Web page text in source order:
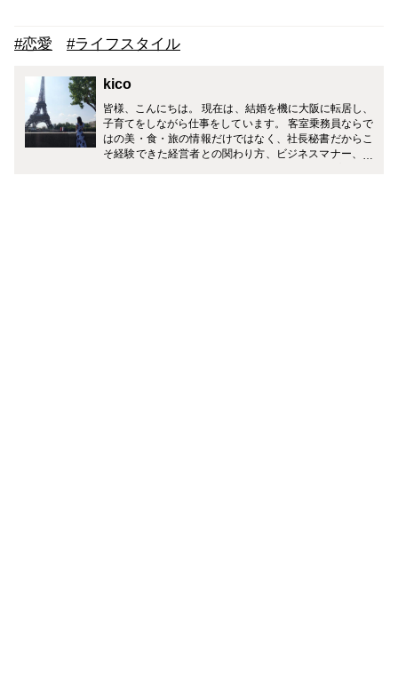
#恋愛 #ライフスタイル
kico
皆様、こんにちは。 現在は、結婚を機に大阪に転居し、
子育てをしながら仕事をしています。 客室乗務員ならで
はの美・食・旅の情報だけではなく、社長秘書だからこ
そ経験できた経営者との関わり方、ビジネスマナー、ギ